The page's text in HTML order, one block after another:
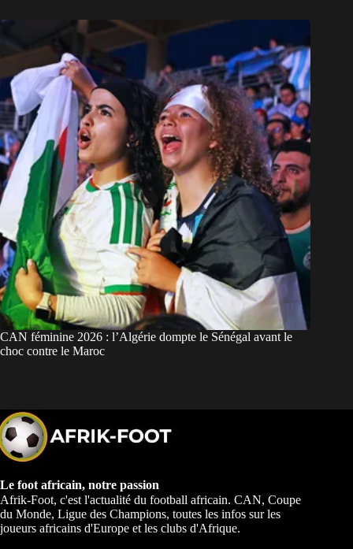
CAN féminine 2026 : l’Algérie dompte le Sénégal avant le
choc contre le Maroc
Le foot africain, notre passion
Afrik-Foot, c'est l'actualité du football africain. CAN, Coupe
du Monde, Ligue des Champions, toutes les infos sur les
joueurs africains d'Europe et les clubs d'Afrique.